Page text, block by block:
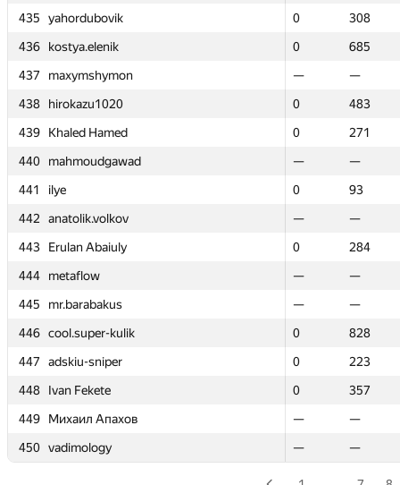
435
yahordubovik 0
308
436
kostya.elenik 0
685
437
maxymshymon —
—
438
hirokazu1020 0
483
439
Khaled Hamed 0
271
440
mahmoudgawad —
—
441
ilye 0
93
442
anatolik.volkov —
—
443
Erulan Abaiuly 0
284
444
metaflow —
—
445
mr.barabakus —
—
446 cool.super-kulik 0
828
447
adskiu-sniper 0
223
448
Ivan Fekete 0
357
449
Михаил Апахов —
—
450 vadimology — —
435
yahordubovik 0
308
436
kostya.elenik 0
685
437
maxymshymon —
—
438
hirokazu1020 0
483
439
Khaled Hamed 0
271
440
mahmoudgawad —
—
441
ilye 0
93
442
anatolik.volkov —
—
443
Erulan Abaiuly 0
284
444
metaflow —
—
445
mr.barabakus —
—
446 cool.super-kulik 0
828
447
adskiu-sniper 0
223
448
Ivan Fekete 0
357
449
Михаил Апахов —
—
450 vadimology — —